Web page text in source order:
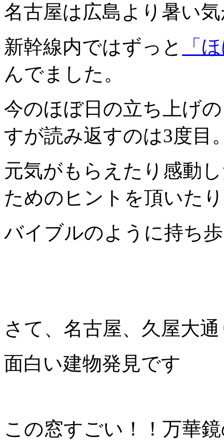
名古屋は広島より暑い
新幹線内ではずっと
「
んでました。
今のほぼ日の立ち上げ
すが読み返すのは3度目
元気がもらえたり感動
ためのヒントを頂いた
バイブルのように持ち
さて、名古屋、久屋大
面白い建物発見です
この窓すごい！！万華